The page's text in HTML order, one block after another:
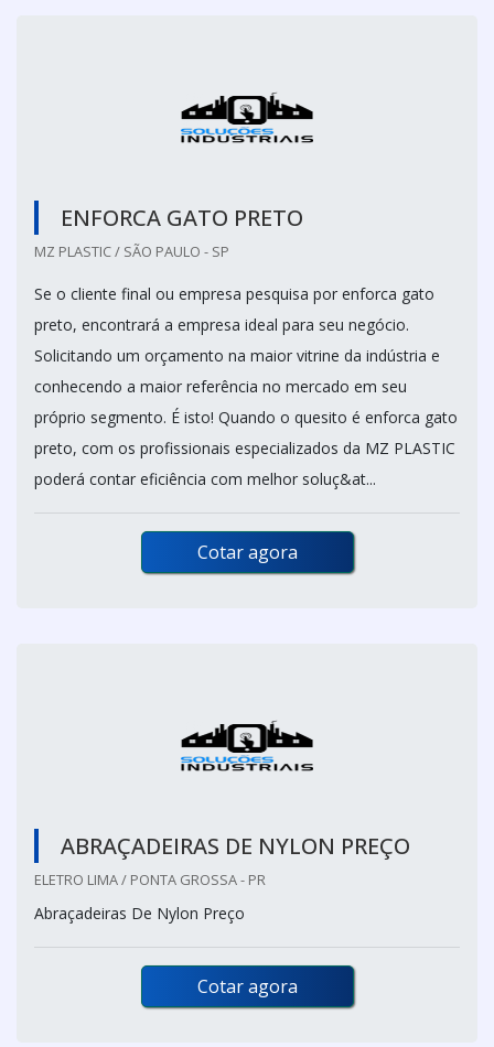
ENFORCA GATO PRETO
MZ PLASTIC / SÃO PAULO - SP
Se o cliente final ou empresa pesquisa por enforca gato
preto, encontrará a empresa ideal para seu negócio.
Solicitando um orçamento na maior vitrine da indústria e
conhecendo a maior referência no mercado em seu
próprio segmento. É isto! Quando o quesito é enforca gato
preto, com os profissionais especializados da MZ PLASTIC
poderá contar eficiência com melhor soluç&at...
Cotar agora
ABRAÇADEIRAS DE NYLON PREÇO
ELETRO LIMA / PONTA GROSSA - PR
Abraçadeiras De Nylon Preço
Cotar agora